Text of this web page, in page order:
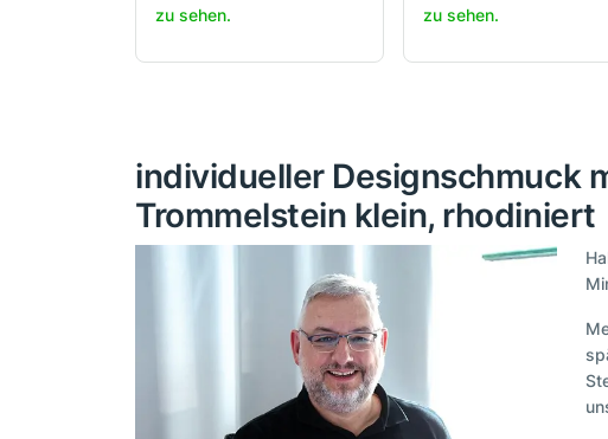
zu sehen.
zu sehen.
individueller Designschmuck
Trommelstein klein, rhodiniert